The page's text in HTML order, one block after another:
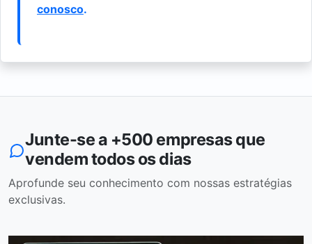
conosco.
Junte-se a +500 empresas que
vendem todos os dias
Aprofunde seu conhecimento com nossas estratégias
exclusivas.